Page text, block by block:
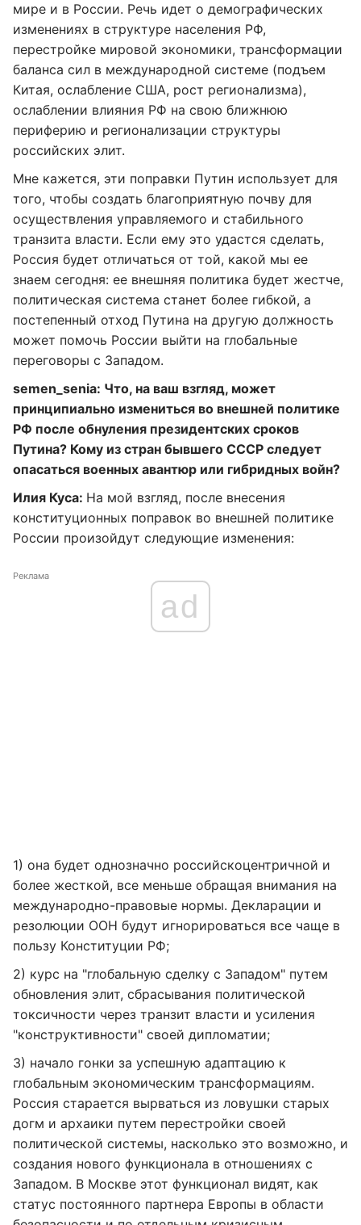
мире и в России. Речь идет о демографических
изменениях в структуре населения РФ,
перестройке мировой экономики, трансформации
баланса сил в международной системе (подъем
Китая, ослабление США, рост регионализма),
ослаблении влияния РФ на свою ближнюю
периферию и регионализации структуры
российских элит.
Мне кажется, эти поправки Путин использует для
того, чтобы создать благоприятную почву для
осуществления управляемого и стабильного
транзита власти. Если ему это удастся сделать,
Россия будет отличаться от той, какой мы ее
знаем сегодня: ее внешняя политика будет жестче,
политическая система станет более гибкой, а
постепенный отход Путина на другую должность
может помочь России выйти на глобальные
переговоры с Западом.
semen_senia: Что, на ваш взгляд, может
принципиально измениться во внешней политике
РФ после обнуления президентских сроков
Путина? Кому из стран бывшего СССР следует
опасаться военных авантюр или гибридных войн?
Илия Куса: На мой взгляд, после внесения
конституционных поправок во внешней политике
России произойдут следующие изменения:
Реклама
ad
1) она будет однозначно российскоцентричной и
более жесткой, все меньше обращая внимания на
международно-правовые нормы. Декларации и
резолюции ООН будут игнорироваться все чаще в
пользу Конституции РФ;
2) курс на "глобальную сделку с Западом" путем
обновления элит, сбрасывания политической
токсичности через транзит власти и усиления
"конструктивности" своей дипломатии;
3) начало гонки за успешную адаптацию к
глобальным экономическим трансформациям.
Россия старается вырваться из ловушки старых
догм и архаики путем перестройки своей
политической системы, насколько это возможно, и
создания нового функционала в отношениях с
Западом. В Москве этот функционал видят, как
статус постоянного партнера Европы в области